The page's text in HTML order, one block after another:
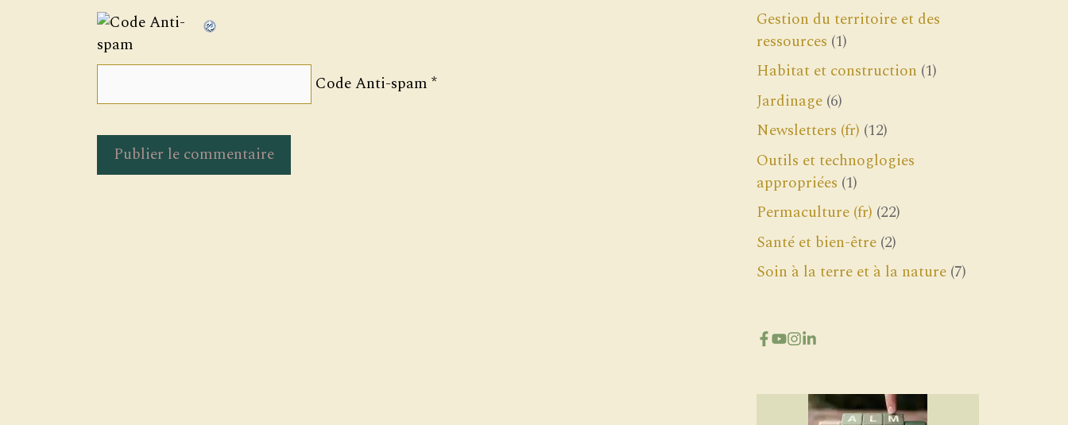
Code Anti-spam *
Gestion du territoire et des
ressources (1)
Habitat et construction (1)
Jardinage (6)
Newsletters (fr) (12)
Outils et technoglogies
appropriées (1)
Permaculture (fr) (22)
Santé et bien-être (2)
Soin à la terre et à la nature (7)